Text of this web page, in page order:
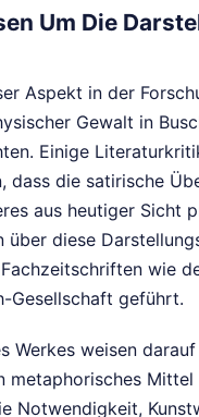
Um Die
Aspekt in der
Gewalt in
Einige
dass die satirische
aus heutiger Sicht
über diese
wie
Gesellschaft geführt.
Werkes weisen
metaphorisches
Notwendigkeit,